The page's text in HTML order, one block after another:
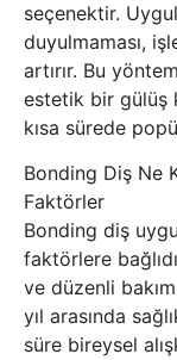
seçenektir.
duyulmaması,
artırır. Bu
estetik bir gülüş
kısa sürede
Bonding Diş Ne
Faktörler
Bonding diş
faktörlere
ve düzenli
yıl arasında
süre bireysel